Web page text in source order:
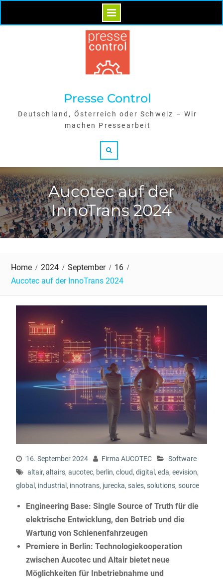
Skip
Presse Control
Deutschland, Österreich oder Schweiz – Wir
machen Pressearbeit
Aucotec auf der
InnoTrans 2024
Home 2024 September
16
Aucotec auf der InnoTrans 2024
16. September 2024 Firma AUCOTEC
Software
altair, altairs, aucotec, berlin, cloud, digital , eda, eevision,
global , industrial , innotrans, jurecka, sales, solutions, source
Engineering Base: Single Source of Truth für die
elektrische Entwicklung, den Betrieb und die
Wartung von Schienenfahrzeugen
Premiere in Berlin: Technologiekooperation
zwischen Aucotec und Altair bietet neue
Möglichkeiten für Inbetriebnahme und